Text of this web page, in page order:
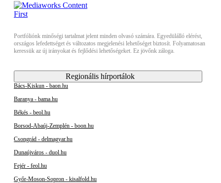
Portfóliónk minőségi tartalmat jelent minden olvasó számára. Egyedülálló elérést,
országos lefedettséget és változatos megjelenési lehetőséget biztosít. Folyamatosan
keressük az új irányokat és fejlődési lehetőségeket. Ez jövőnk záloga.
Regionális hírportálok
Bács-Kiskun - baon.hu
Baranya - bama.hu
Békés - beol.hu
Borsod-Abaúj-Zemplén - boon.hu
Csongrád - delmagyar.hu
Dunaújváros - duol.hu
Fejér - feol.hu
Győr-Moson-Sopron - kisalfold.hu